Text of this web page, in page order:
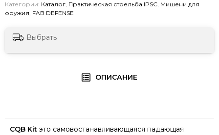
Категории: Каталог, Практическая стрельба IPSC, Мишени для
оружия, FAB DEFENSE
Выбрать
ОПИСАНИЕ
CQB Kit это самовостанавливающаяся падающая